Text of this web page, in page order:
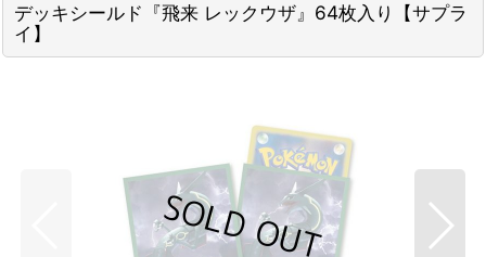
デッキシールド『飛来 レックウザ』64枚入り【サプラ
イ】